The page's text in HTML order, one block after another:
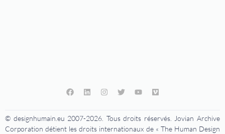
© designhumain.eu 2007-2026. Tous droits réservés. Jovian Archive
Corporation détient les droits internationaux de « The Human Design